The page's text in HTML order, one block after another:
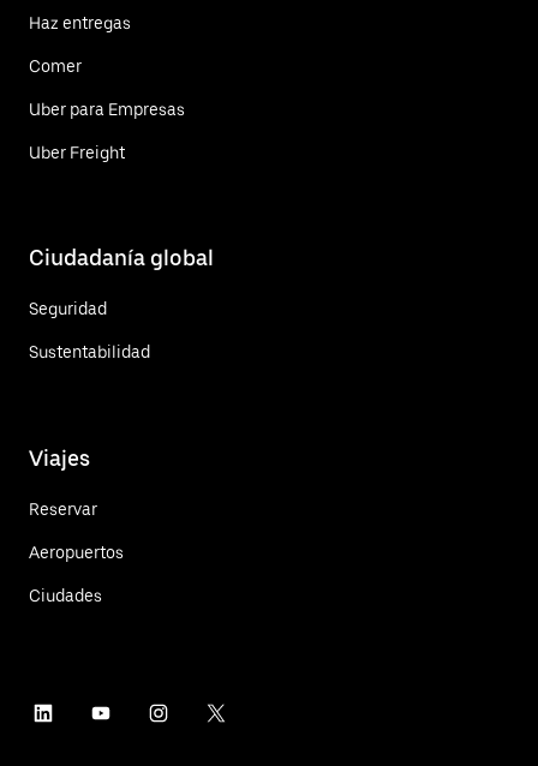
Haz entregas
Comer
Uber para Empresas
Uber Freight
Ciudadanía global
Seguridad
Sustentabilidad
Viajes
Reservar
Aeropuertos
Ciudades